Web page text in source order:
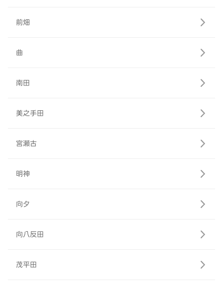
前畑
曲
南田
美之手田
宮瀬古
明神
向夕
向八反田
茂平田